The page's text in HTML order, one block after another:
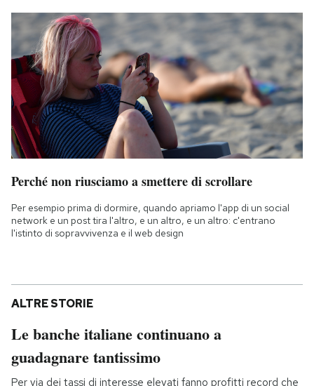
Perché non riusciamo a smettere di scrollare
Per esempio prima di dormire, quando apriamo l'app di un social
network e un post tira l'altro, e un altro, e un altro: c'entrano
l'istinto di sopravvivenza e il web design
ALTRE STORIE
Le banche italiane continuano a
guadagnare tantissimo
Per via dei tassi di interesse elevati fanno profitti record che